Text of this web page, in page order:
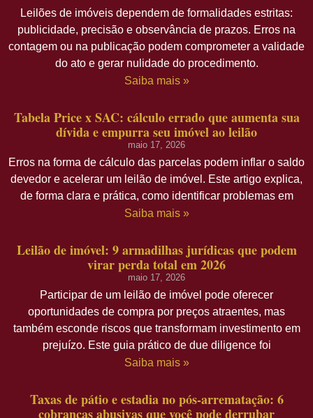
Leilões de imóveis dependem de formalidades estritas:
publicidade, precisão e observância de prazos. Erros na
contagem ou na publicação podem comprometer a validade
do ato e gerar nulidade do procedimento.
Saiba mais »
Tabela Price x SAC: cálculo errado que aumenta sua
dívida e empurra seu imóvel ao leilão
maio 17, 2026
Erros na forma de cálculo das parcelas podem inflar o saldo
devedor e acelerar um leilão de imóvel. Este artigo explica,
de forma clara e prática, como identificar problemas em
Saiba mais »
Leilão de imóvel: 9 armadilhas jurídicas que podem
virar perda total em 2026
maio 17, 2026
Participar de um leilão de imóvel pode oferecer
oportunidades de compra por preços atraentes, mas
também esconde riscos que transformam investimento em
prejuízo. Este guia prático de due diligence foi
Saiba mais »
Taxas de pátio e estadia no pós-arrematação: 6
cobranças abusivas que você pode derrubar